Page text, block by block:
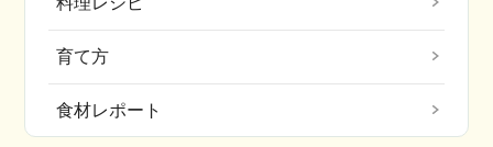
育て方
食材レポート